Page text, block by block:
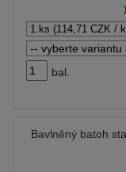
bal.
Bavlněný batoh